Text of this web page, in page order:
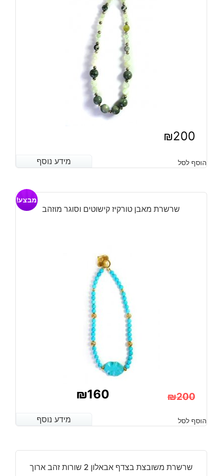
₪200
מידע נוסף הוסף לסל מידע נוסף
שרשרת מאבן טורקיז קישוטים וסוגר מוזהב
מבצע!
₪200
המקורי
היה:
₪200.
₪160
הנוכחי
הוא:
₪160.
מידע נוסף הוסף לסל מידע נוסף
שרשרת משובצת בצדף אבאלון 2 שורות זהב ארוך